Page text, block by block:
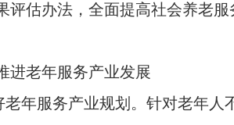
评估办法，全面提高社会养老服
进老年服务产业发展
年服务产业规划。 针对老年人